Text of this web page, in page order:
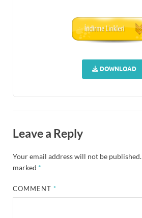
DOWNLOAD
Leave a Reply
Your email address will not be published.
marked *
COMMENT*